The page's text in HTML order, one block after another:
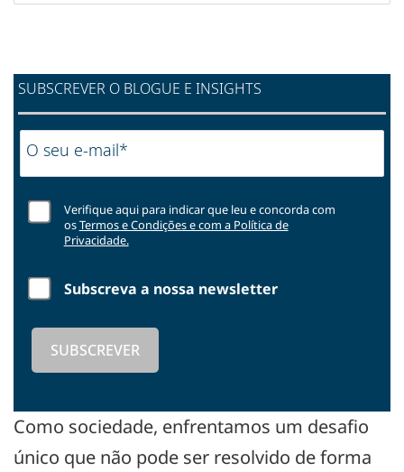
Como sociedade, enfrentamos um desafio
único que não pode ser resolvido de forma
SUBSCREVER O BLOGUE E INSIGHTS
O seu e-mail*
Verifique aqui para indicar que leu e concorda com
osTermos e Condições e com a Política de
Privacidade.
Subscreva a nossa newsletter